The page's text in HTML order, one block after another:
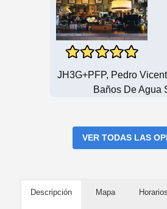
JH3G+PFP, Pedro
Baños De Agua
VER TODAS LAS
Descripción Mapa Horarios